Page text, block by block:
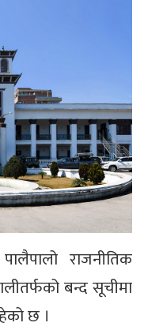
राजनीतिक
बन्द सूचीमा
छ ।